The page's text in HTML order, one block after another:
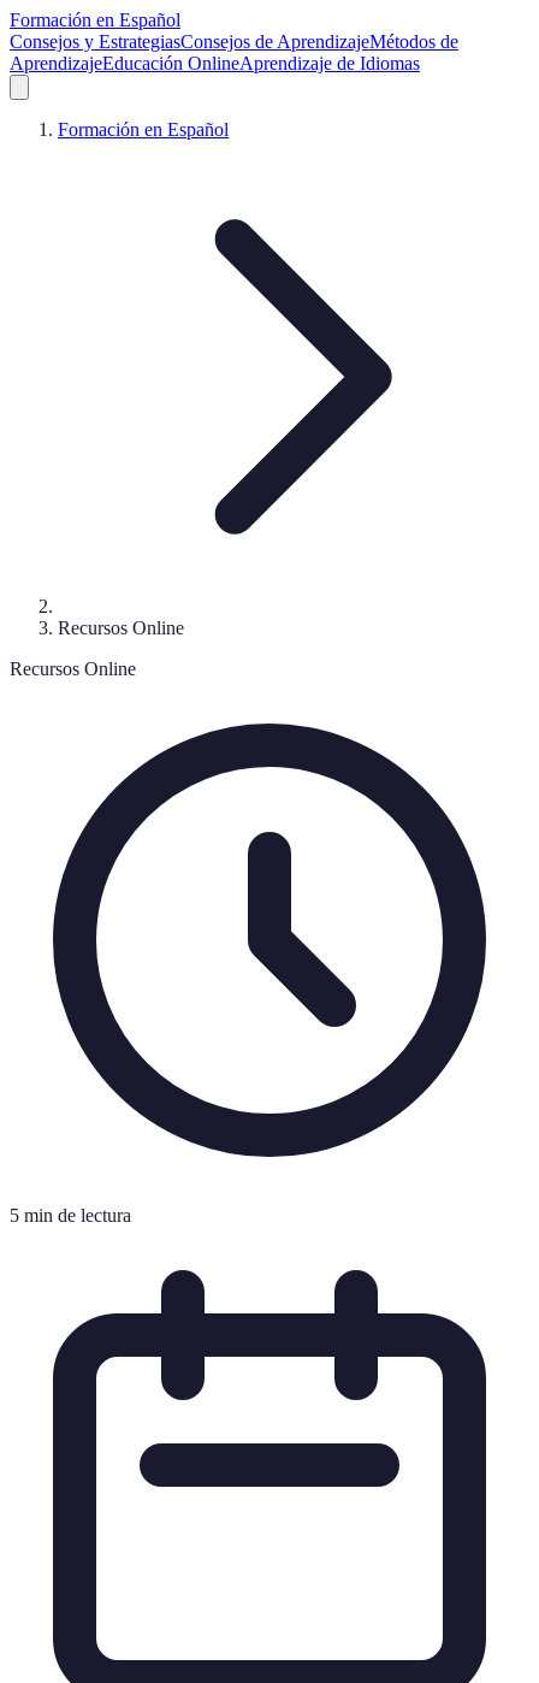
Formación en Español
Consejos y EstrategiasConsejos de AprendizajeMétodos de
AprendizajeEducación OnlineAprendizaje de Idiomas
Formación en Español
Recursos Online
Recursos Online
5 min de lectura